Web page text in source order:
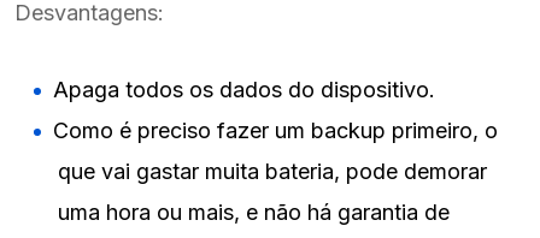
Desvantagens:
Apaga todos os dados do dispositivo.
Como é preciso fazer um backup primeiro, o
que vai gastar muita bateria, pode demorar
uma hora ou mais, e não há garantia de